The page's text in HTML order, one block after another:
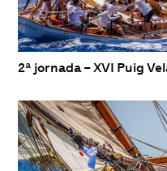
2ª jornada – XVI Puig